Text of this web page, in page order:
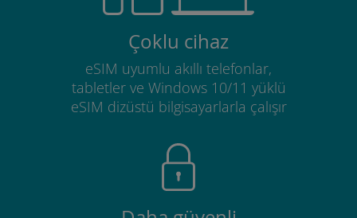
Çoklu cihaz
eSIM uyumlu akıllı telefonlar,
tabletler ve Windows 10/11 yüklü
eSIM dizüstü bilgisayarlarla çalışır